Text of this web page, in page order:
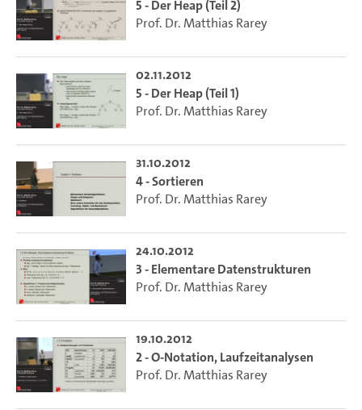
5 - Der Heap (Teil 2)
Prof. Dr. Matthias Rarey
02.11.2012
5 - Der Heap (Teil 1)
Prof. Dr. Matthias Rarey
31.10.2012
4 - Sortieren
Prof. Dr. Matthias Rarey
24.10.2012
3 - Elementare Datenstrukturen
Prof. Dr. Matthias Rarey
19.10.2012
2 - O-Notation, Laufzeitanalysen
Prof. Dr. Matthias Rarey